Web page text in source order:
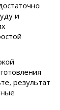
и
результат